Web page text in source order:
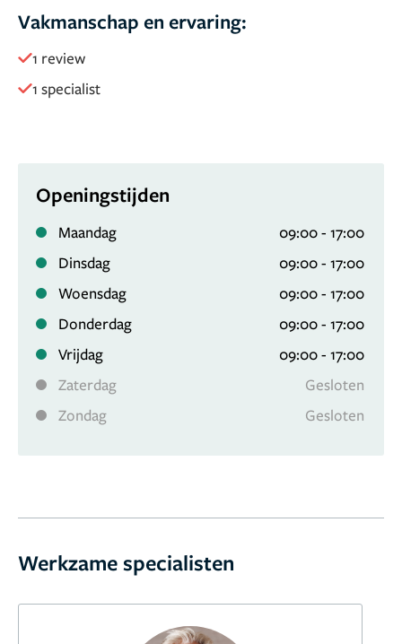
binnen en van buiten, hand in hand gaan. Daarom
begeleiden we je stap voor stap, van het eerste gesprek
tot en met de nazorg.
Vakmanschap en ervaring:
1 review
1 specialist
Openingstijden
Maandag
09:00 - 17:00
Dinsdag
09:00 - 17:00
Woensdag
09:00 - 17:00
Donderdag
09:00 - 17:00
Vrijdag
09:00 - 17:00
Zaterdag
Gesloten
Zondag
Gesloten
Werkzame specialisten